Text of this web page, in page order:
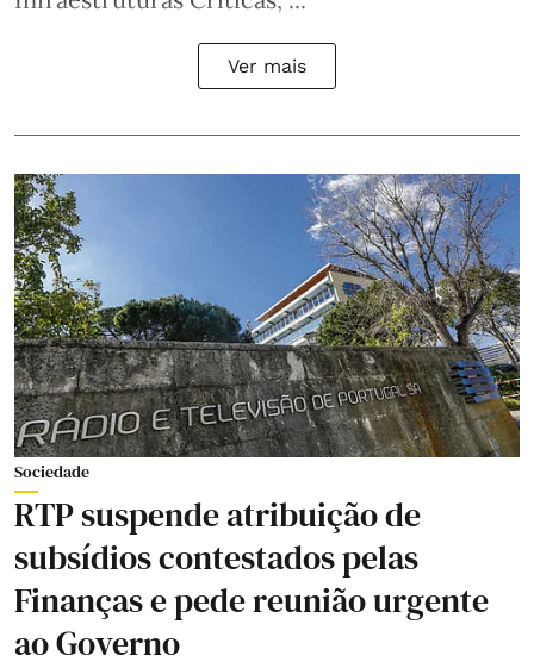
Ver mais
Sociedade
RTP suspende atribuição de
subsídios contestados pelas
Finanças e pede reunião urgente
ao Governo